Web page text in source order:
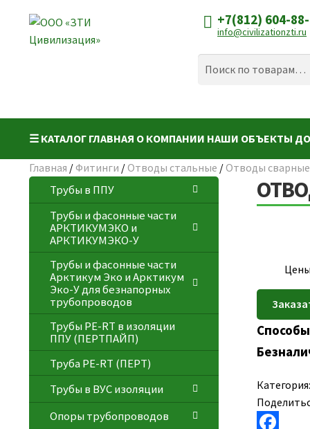
Перейти
к
Перейти
к
+7(812) 604-
info@civilizationzti.ru
☰ КАТАЛОГ ГЛАВНАЯ О КОМПАНИИ НАШИ ОБЪЕКТЫ
Главная /Фитинги /Отводы стальные /Отводы сварные
Категория:
Трубы в ППУ
Трубы и фасонные части
АРКТИКУМЭКО и
АРКТИКУМЭКО-У
Трубы и фасонные части
Арктикум Эко и Арктикум
Эко-У для безнапорных
трубопроводов
Трубы PE-RT в изоляции
ППУ (ПЕРТПАЙП)
⁠Трубa PE-RT (ПЕРТ)
Трубы в ВУС изоляции
Опоры трубопроводов